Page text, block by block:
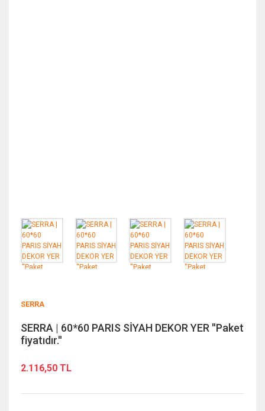
SERRA
SERRA | 60*60 PARIS SİYAH DEKOR YER ''Paket
fiyatıdır.''
2.116,50 TL